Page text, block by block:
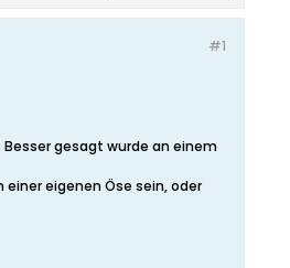
#1
gesagt wurde an einem
eigenen Öse sein, oder